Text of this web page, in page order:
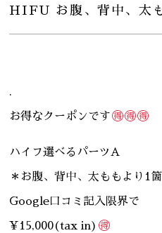
HIFU お腹、背中、太
.
お得なクーポンです
ハイフ選べるパーツA
＊お腹、背中、太ももより1
Google口コミ記入限界で
¥15,000(tax in)